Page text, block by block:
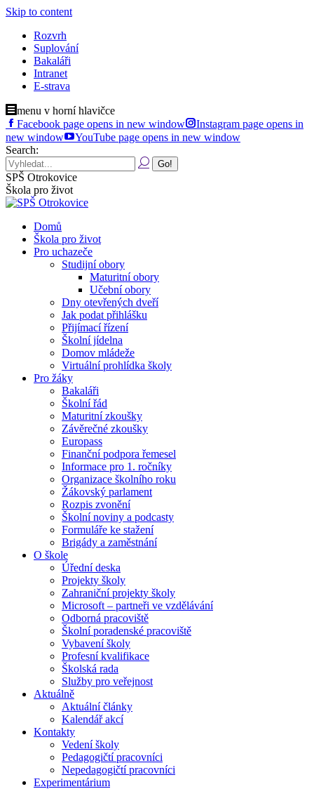
Skip to content
Rozvrh
Suplování
Bakaláři
Intranet
E-strava
menu v horní hlavičce
Facebook page opens in new window
Instagram page opens in
new window
YouTube page opens in new window
Search:
SPŠ Otrokovice
Škola pro život
Domů
Škola pro život
Pro uchazeče
Studijní obory
Maturitní obory
Učební obory
Dny otevřených dveří
Jak podat přihlášku
Přijímací řízení
Školní jídelna
Domov mládeže
Virtuální prohlídka školy
Pro žáky
Bakaláři
Školní řád
Maturitní zkoušky
Závěrečné zkoušky
Europass
Finanční podpora řemesel
Informace pro 1. ročníky
Organizace školního roku
Žákovský parlament
Rozpis zvonění
Školní noviny a podcasty
Formuláře ke stažení
Brigády a zaměstnání
O škole
Úřední deska
Projekty školy
Zahraniční projekty školy
Microsoft – partneři ve vzdělávání
Odborná pracoviště
Školní poradenské pracoviště
Vybavení školy
Profesní kvalifikace
Školská rada
Služby pro veřejnost
Aktuálně
Aktuální články
Kalendář akcí
Kontakty
Vedení školy
Pedagogičtí pracovníci
Nepedagogičtí pracovníci
Experimentárium